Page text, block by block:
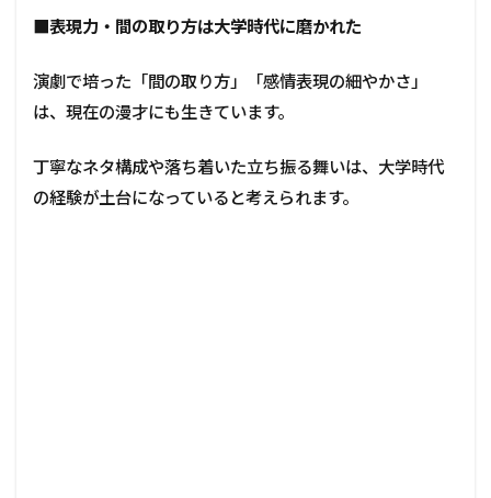
■表現力・間の取り方は大学時代に磨かれた
演劇で培った「間の取り方」「感情表現の細やかさ」
は、現在の漫才にも生きています。
丁寧なネタ構成や落ち着いた立ち振る舞いは、大学時代
の経験が土台になっていると考えられます。